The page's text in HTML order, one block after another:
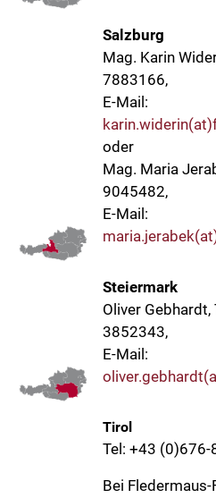
Salzburg
Mag. Karin
7883166,
E-Mail:
oder
Mag. Maria
9045482,
E-Mail:
Steiermark
Oliver
3852343,
E-Mail:
Tirol
Tel: +43
Bei